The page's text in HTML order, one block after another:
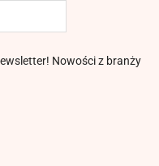
Nowości z branży